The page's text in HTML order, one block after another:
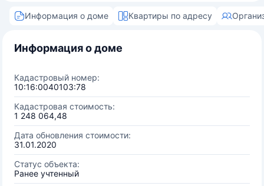
Информация о доме Квартиры по адресу
Информация о доме
Кадастровый номер:
10:16:0040103:78
Кадастровая стоимость:
1 248 064,48
Дата обновления стоимости:
31.01.2020
Статус объекта:
Ранее учтенный